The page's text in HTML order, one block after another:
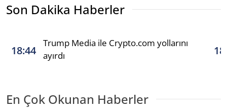
Son Dakika Haberler
18:44
Trump Media ile Crypto.com yollarını
ayırdı
En Çok Okunan Haberler